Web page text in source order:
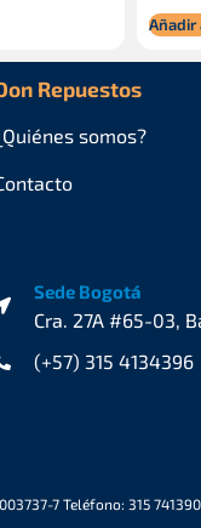
Añadir
Repuestos
somos?
Sede Bogotá
Cra. 27A #65-03,
(+57) 315 4134396
7 Teléfono: 315